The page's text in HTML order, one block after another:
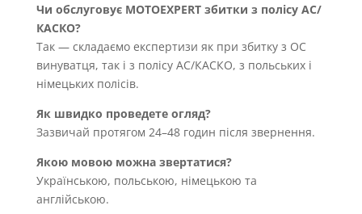
Чи обслуговує MOTOEXPERT збитки з полісу AC/
КАСКО?
Так — складаємо експертизи як при збитку з OC
винуватця, так і з полісу AC/КАСКО, з польських і
німецьких полісів.
Як швидко проведете огляд?
Зазвичай протягом 24–48 годин після звернення.
Якою мовою можна звертатися?
Українською, польською, німецькою та
англійською.